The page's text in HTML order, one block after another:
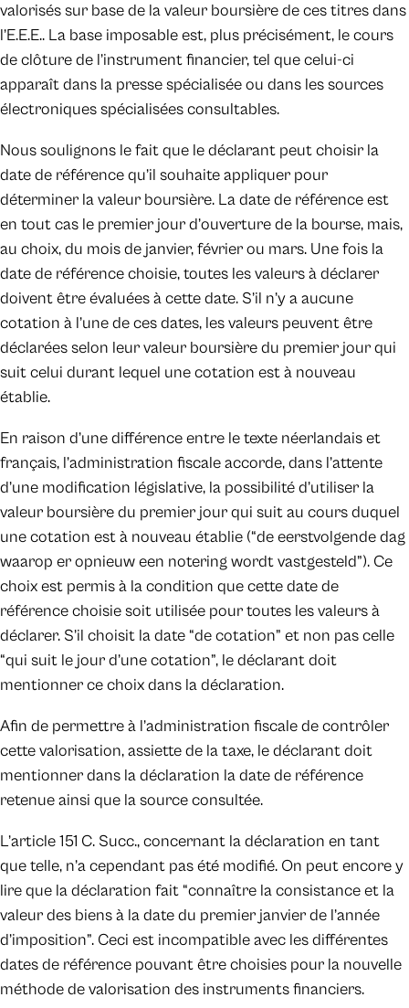
valorisés sur base de la valeur boursière de ces titres dans
l’E.E.E.. La base imposable est, plus précisément, le cours
de clôture de l’instrument financier, tel que celui-ci
apparaît dans la presse spécialisée ou dans les sources
électroniques spécialisées consultables.
Nous soulignons le fait que le déclarant peut choisir la
date de référence qu’il souhaite appliquer pour
déterminer la valeur boursière. La date de référence est
en tout cas le premier jour d’ouverture de la bourse, mais,
au choix, du mois de janvier, février ou mars. Une fois la
date de référence choisie, toutes les valeurs à déclarer
doivent être évaluées à cette date. S’il n’y a aucune
cotation à l’une de ces dates, les valeurs peuvent être
déclarées selon leur valeur boursière du premier jour qui
suit celui durant lequel une cotation est à nouveau
établie.
En raison d’une différence entre le texte néerlandais et
français, l’administration fiscale accorde, dans l’attente
d’une modification législative, la possibilité d’utiliser la
valeur boursière du premier jour qui suit au cours duquel
une cotation est à nouveau établie (“de eerstvolgende dag
waarop er opnieuw een notering wordt vastgesteld”). Ce
choix est permis à la condition que cette date de
référence choisie soit utilisée pour toutes les valeurs à
déclarer. S’il choisit la date “de cotation” et non pas celle
“qui suit le jour d’une cotation”, le déclarant doit
mentionner ce choix dans la déclaration.
Afin de permettre à l’administration fiscale de contrôler
cette valorisation, assiette de la taxe, le déclarant doit
mentionner dans la déclaration la date de référence
retenue ainsi que la source consultée.
L’article 151 C. Succ., concernant la déclaration en tant
que telle, n’a cependant pas été modifié. On peut encore y
lire que la déclaration fait “connaître la consistance et la
valeur des biens à la date du premier janvier de l’année
d’imposition”. Ceci est incompatible avec les différentes
dates de référence pouvant être choisies pour la nouvelle
méthode de valorisation des instruments financiers.